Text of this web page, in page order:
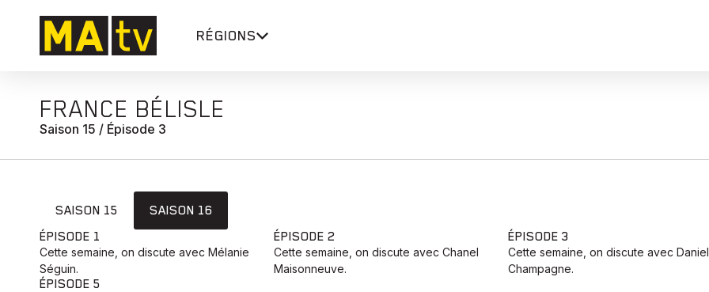
RÉGIONS
FRANCE BÉLISLE
Saison 15 / Épisode 3
SAISON 15
SAISON 16
ÉPISODE 1
Cette semaine, on discute avec Mélanie
Séguin.
ÉPISODE 2
Cette semaine, on discute avec Chanel
Maisonneuve.
ÉPISODE 3
Cette semaine, on discute avec Daniel
Champagne.
ÉPISODE 5